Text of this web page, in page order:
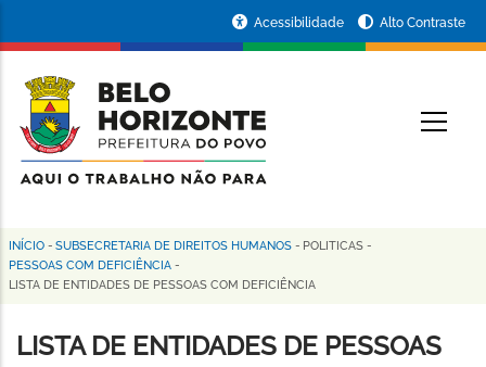
conteúdo
principal
da
Prefeitura
de
Horizonte
Acessibilidade Alto Contraste
Trilha
de
navegação
INÍCIO - SUBSECRETARIA DE DIREITOS HUMANOS - POLITICAS -
PESSOAS COM DEFICIÊNCIA -
LISTA DE ENTIDADES DE PESSOAS COM DEFICIÊNCIA
LISTA DE ENTIDADES DE PESSOAS